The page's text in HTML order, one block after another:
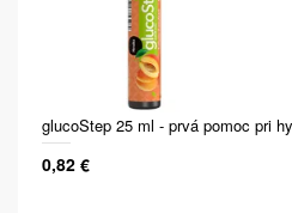
glucoStep 25 ml - prvá pomoc pri
0,82 €